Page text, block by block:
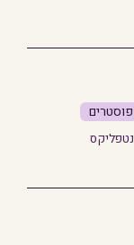
פוסטרים
נטפליקס